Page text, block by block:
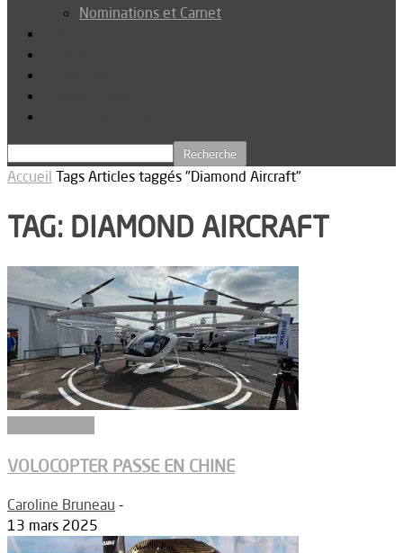
Nominations et Carnet
Accueil Tags Articles taggés "Diamond Aircraft"
TAG: DIAMOND AIRCRAFT
VOLOCOPTER PASSE EN CHINE
Caroline Bruneau -
13 mars 2025